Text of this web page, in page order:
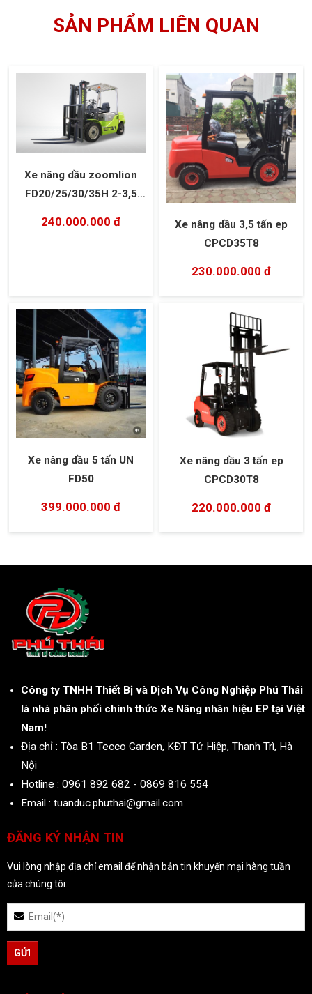
SẢN PHẨM LIÊN QUAN
Xe nâng dầu zoomlion
FD20/25/30/35H 2-3,5
240.000.000 đ
Xe nâng dầu 3,5 tấn ep
CPCD35T8
230.000.000 đ
Xe nâng dầu 5 tấn UN
FD50
399.000.000 đ
Xe nâng dầu 3 tấn ep
CPCD30T8
220.000.000 đ
Công ty TNHH Thiết Bị và Dịch Vụ Công Nghiệp Phú Thái
là nhà phân phối chính thức Xe Nâng nhãn hiệu EP tại Việt
Nam!
Địa chỉ : Tòa B1 Tecco Garden, KĐT Tứ Hiệp, Thanh Trì, Hà
Nội
Hotline : 0961 892 682 - 0869 816 554
Email : tuanduc.phuthai@gmail.com
ĐĂNG KÝ NHẬN TIN
Vui lòng nhập địa chỉ email để nhận bản tin khuyến mại hàng tuần
của chúng tôi: